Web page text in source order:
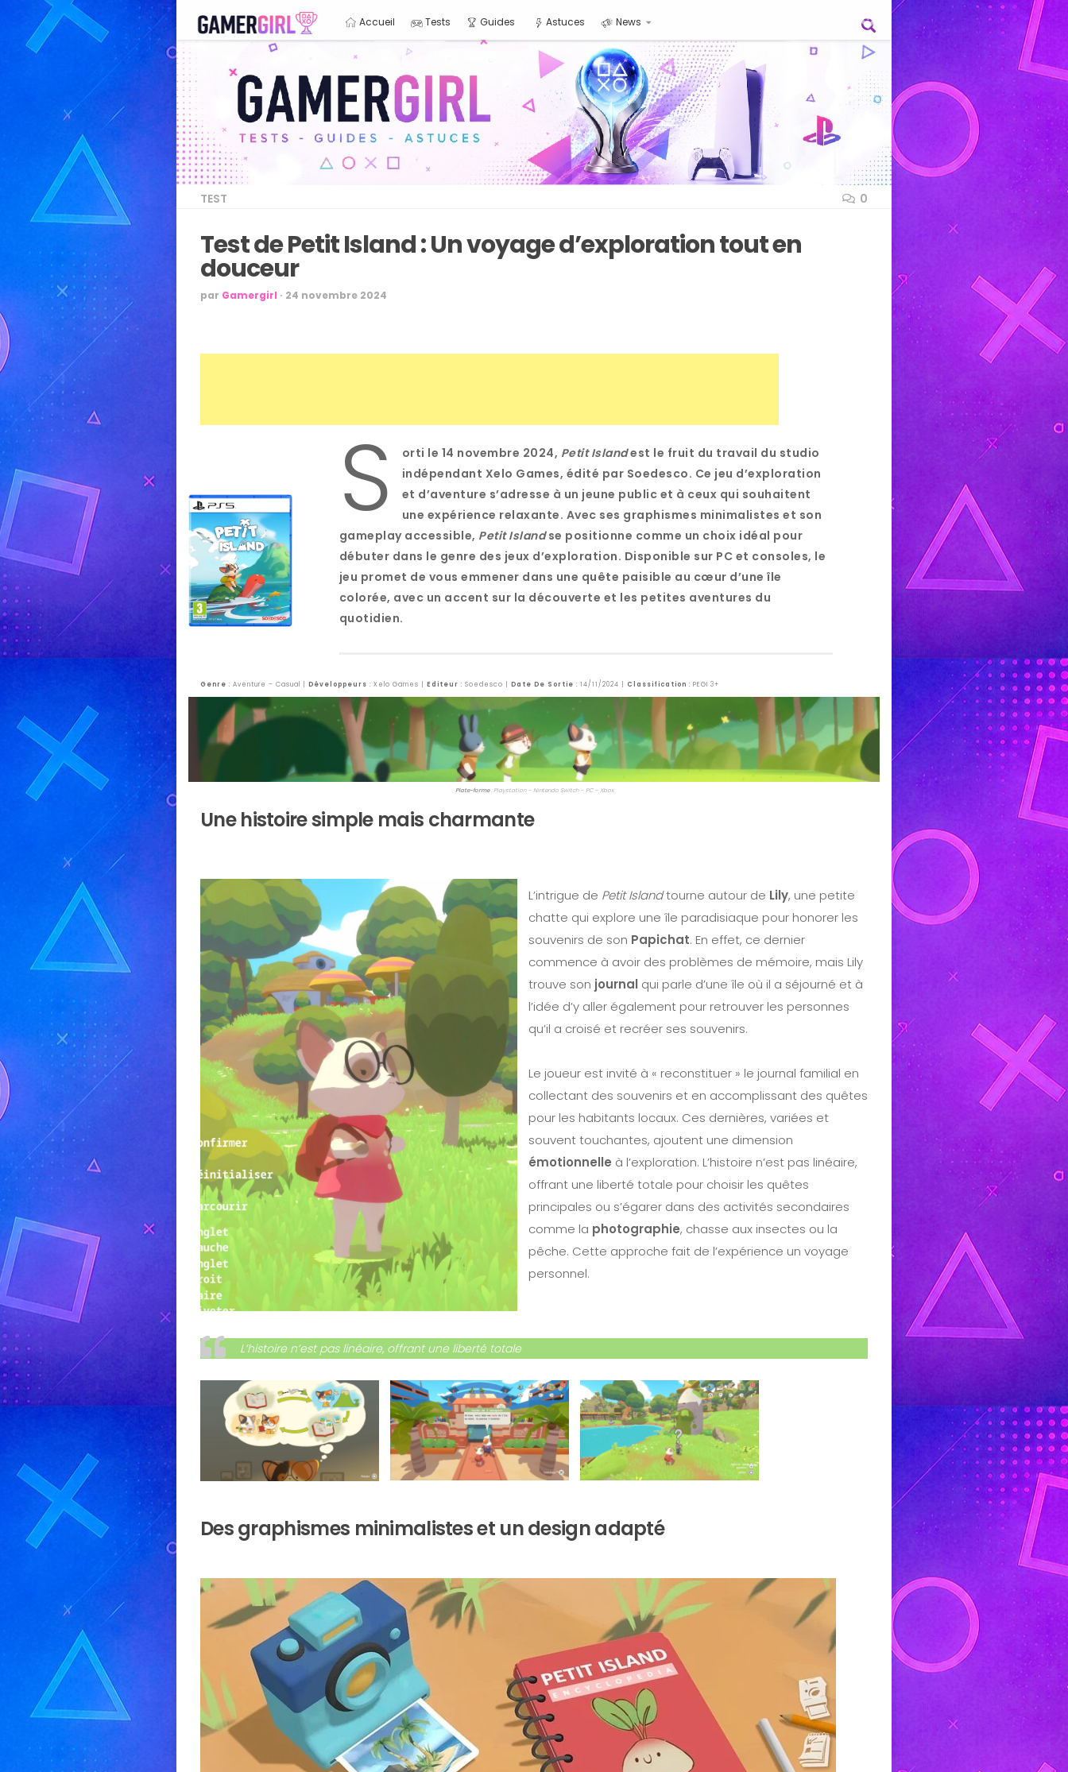
Accueil Tests Guides Astuces News
TEST 0
Test de Petit Island : Un voyage d’exploration tout en
douceur
par Gamergirl · 24 novembre 2024
S orti le 14 novembre 2024, Petit Islandest le fruit du travail du studio
indépendant Xelo Games, édité par Soedesco. Ce jeu d’exploration
et d’aventure s’adresse à un jeune public et à ceux qui souhaitent
une expérience relaxante. Avec ses graphismes minimalistes et son
gameplay accessible, Petit Islandse positionne comme un choix idéal pour
débuter dans le genre des jeux d’exploration. Disponible sur PC et consoles, le
jeu promet de vous emmener dans une quête paisible au cœur d’une île
colorée, avec un accent sur la découverte et les petites aventures du
quotidien.
Genre : Aventure – Casual | Développeurs : Xelo Games | Editeur : Soedesco | Date De Sortie : 14/11/2024 | Classification : PEGI 3+
Plate-forme: Playstation – Nintendo Switch – PC – Xbox
Une histoire simple mais charmante
L’intrigue de Petit Islandtourne autour de Lily, une petite
chatte qui explore une île paradisiaque pour honorer les
souvenirs de son Papichat. En effet, ce dernier
commence à avoir des problèmes de mémoire, mais Lily
trouve son journal qui parle d’une île où il a séjourné et à
l’idée d’y aller également pour retrouver les personnes
qu’il a croisé et recréer ses souvenirs.
Le joueur est invité à « reconstituer » le journal familial en
collectant des souvenirs et en accomplissant des quêtes
pour les habitants locaux. Ces dernières, variées et
souvent touchantes, ajoutent une dimension
émotionnelle à l’exploration. L’histoire n’est pas linéaire,
offrant une liberté totale pour choisir les quêtes
principales ou s’égarer dans des activités secondaires
comme la photographie, chasse aux insectes ou la
pêche. Cette approche fait de l’expérience un voyage
personnel.
L’histoire n’est pas linéaire, offrant une liberté totale
Des graphismes minimalistes et un design adapté